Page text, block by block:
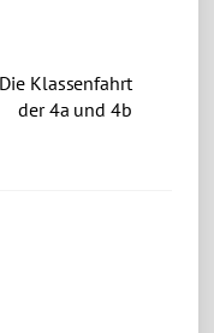
Klassenfahrt
der 4a und 4b